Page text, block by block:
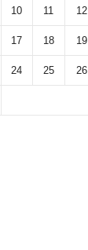
10 11 12
17 18 19
24 25 26